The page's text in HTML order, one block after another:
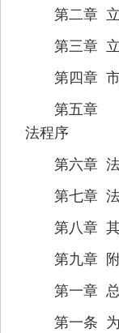
第二章 立
第三章 立
第四章 市
第五章 市
法程序
第六章 法
第七章 法
第八章 其
第九章
第一章
第一条 为